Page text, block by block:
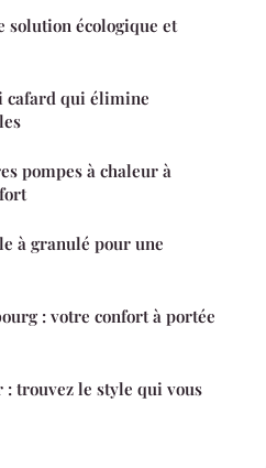
solution écologique et
cafard qui élimine
pompes à chaleur à
à granulé pour une
: votre confort à portée
trouvez le style qui vous